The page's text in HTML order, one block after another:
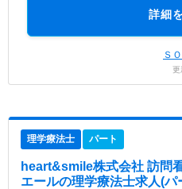
詳細
Ｓ
理学療法士 パート
heart&smile株式会社 訪問
エールの理学療法士求人(パ